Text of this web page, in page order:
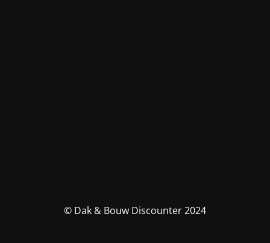
© Dak & Bouw Discounter 2024